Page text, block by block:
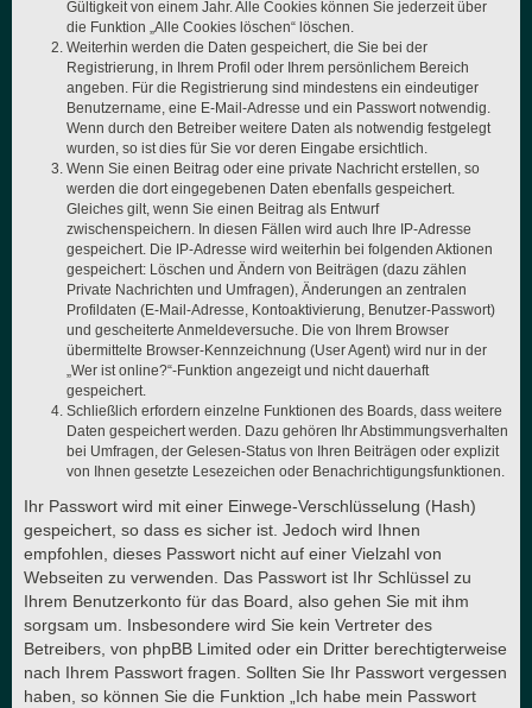
Gültigkeit von einem Jahr. Alle Cookies können Sie jederzeit über
die Funktion „Alle Cookies löschen“ löschen.
Weiterhin werden die Daten gespeichert, die Sie bei der
Registrierung, in Ihrem Profil oder Ihrem persönlichem Bereich
angeben. Für die Registrierung sind mindestens ein eindeutiger
Benutzername, eine E-Mail-Adresse und ein Passwort notwendig.
Wenn durch den Betreiber weitere Daten als notwendig festgelegt
wurden, so ist dies für Sie vor deren Eingabe ersichtlich.
Wenn Sie einen Beitrag oder eine private Nachricht erstellen, so
werden die dort eingegebenen Daten ebenfalls gespeichert.
Gleiches gilt, wenn Sie einen Beitrag als Entwurf
zwischenspeichern. In diesen Fällen wird auch Ihre IP-Adresse
gespeichert. Die IP-Adresse wird weiterhin bei folgenden Aktionen
gespeichert: Löschen und Ändern von Beiträgen (dazu zählen
Private Nachrichten und Umfragen), Änderungen an zentralen
Profildaten (E-Mail-Adresse, Kontoaktivierung, Benutzer-Passwort)
und gescheiterte Anmeldeversuche. Die von Ihrem Browser
übermittelte Browser-Kennzeichnung (User Agent) wird nur in der
„Wer ist online?“-Funktion angezeigt und nicht dauerhaft
gespeichert.
Schließlich erfordern einzelne Funktionen des Boards, dass weitere
Daten gespeichert werden. Dazu gehören Ihr Abstimmungsverhalten
bei Umfragen, der Gelesen-Status von Ihren Beiträgen oder explizit
von Ihnen gesetzte Lesezeichen oder Benachrichtigungsfunktionen.
Ihr Passwort wird mit einer Einwege-Verschlüsselung (Hash)
gespeichert, so dass es sicher ist. Jedoch wird Ihnen
empfohlen, dieses Passwort nicht auf einer Vielzahl von
Webseiten zu verwenden. Das Passwort ist Ihr Schlüssel zu
Ihrem Benutzerkonto für das Board, also gehen Sie mit ihm
sorgsam um. Insbesondere wird Sie kein Vertreter des
Betreibers, von phpBB Limited oder ein Dritter berechtigterweise
nach Ihrem Passwort fragen. Sollten Sie Ihr Passwort vergessen
haben, so können Sie die Funktion „Ich habe mein Passwort